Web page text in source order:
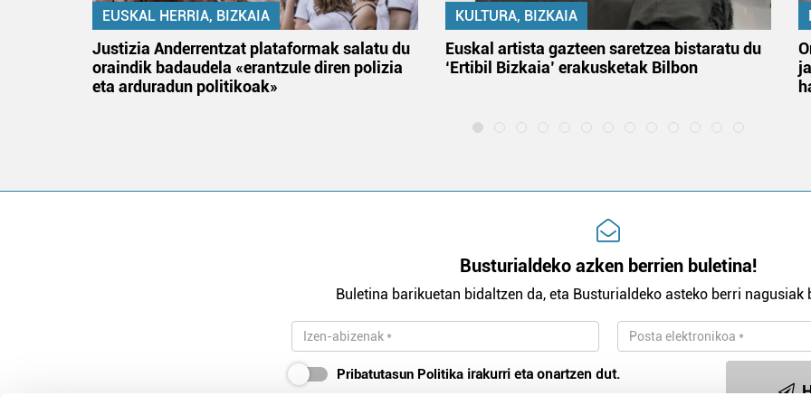
EUSKAL HERRIA, BIZKAIA
Justizia Anderrentzat plataformak salatu du
oraindik badaudela «erantzule diren polizia
eta arduradun politikoak»
KULTURA, BIZKAIA
Euskal artista gazteen saretzea bistaratu du
‘Ertibil Bizkaia’ erakusketak Bilbon
Busturialdeko azken berrien buletina!
Buletina barikuetan bidaltzen da, eta Busturialdeko asteko berri nagusiak
Pribatutasun Politika irakurri eta onartzen dut.